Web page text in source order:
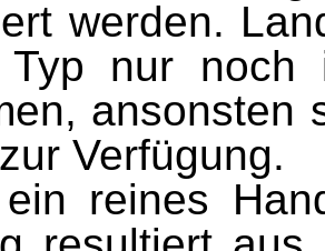
werden.
Typ nur noch
ansonsten
Verfügung.
reines